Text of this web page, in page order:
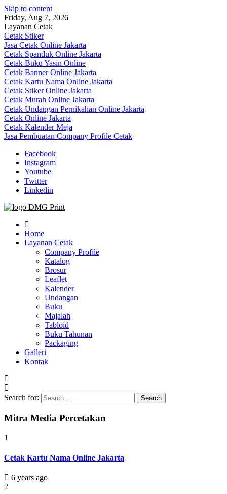
Skip to content
Friday, Aug 7, 2026
Layanan Cetak
Cetak Stiker
Jasa Cetak Online Jakarta
Cetak Spanduk Online Jakarta
Cetak Buku Yasin Online
Cetak Banner Online Jakarta
Cetak Kartu Nama Online Jakarta
Cetak Stiker Online Jakarta
Cetak Murah Online Jakarta
Cetak Undangan Pernikahan Online Jakarta
Cetak Online Jakarta
Cetak Kalender Meja
Jasa Pembuatan Company Profile Cetak
Facebook
Instagram
Youtube
Twitter
Linkedin
Jasa Cetak Online DMG Printing
Home
Layanan Cetak
Company Profile
Katalog
Brosur
Leaflet
Kalender
Undangan
Buku
Majalah
Tabloid
Buku Tahunan
Packaging
Galleri
Kontak
Search for:
Mitra Media Percetakan
1
Cetak Kartu Nama Online Jakarta
6 years ago
2